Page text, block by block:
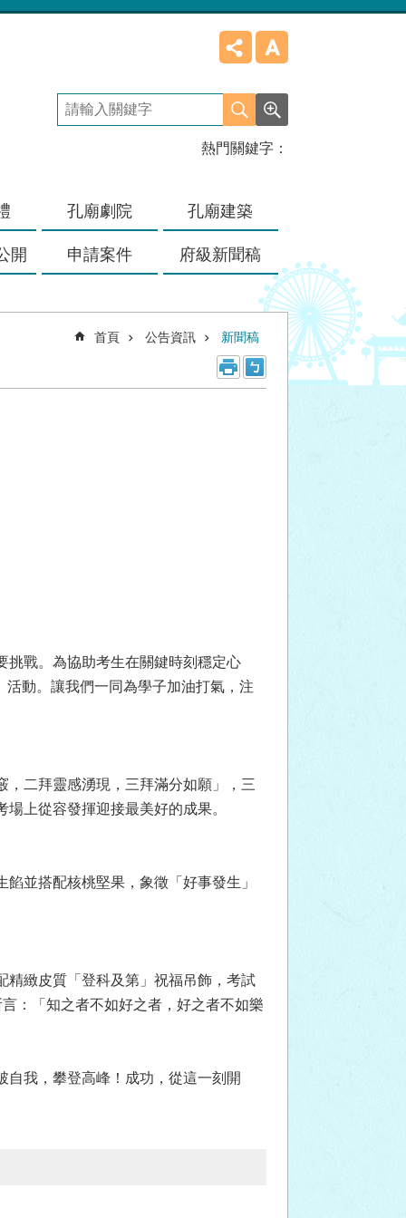
熱門關鍵字
孔廟劇院 孔廟建築
開 申請案件 府級新聞稿
首頁 公告資訊 新聞稿
挑戰。為協助考生在關鍵時刻穩定心
動。讓我們一同為學子加油打氣，注
，二拜靈感湧現，三拜滿分如願」，三
上從容發揮迎接最美好的成果。
並搭配核桃堅果，象徵「好事發生」
精緻皮質「登科及第」祝福吊飾，考試
：「知之者不如好之者，好之者不如樂
我，攀登高峰！成功，從這一刻開